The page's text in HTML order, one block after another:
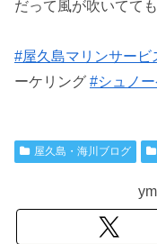
だって風が吹いてて
#屋久島マリンサービ
ーケリング #シュノ
屋久島・海川ブログ